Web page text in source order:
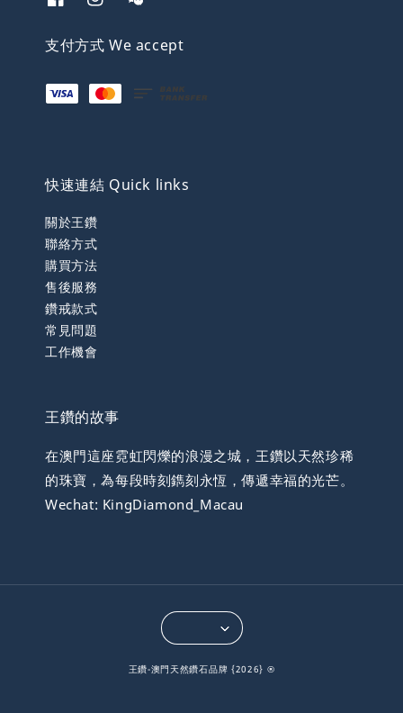
支付方式 We accept
快速連結 Quick links
關於王鑽
聯絡方式
購買方法
售後服務
鑽戒款式
常見問題
工作機會
王鑽的故事
在澳門這座霓虹閃爍的浪漫之城，王鑽以天然珍稀
的珠寶，為每段時刻鐫刻永恆，傳遞幸福的光芒。
Wechat: KingDiamond_Macau
王鑽-澳門天然鑽石品牌 {2026} ®